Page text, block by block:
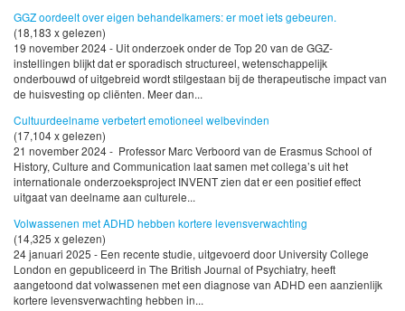
GGZ oordeelt over eigen behandelkamers: er moet iets gebeuren.
(18,183 x gelezen)
19 november 2024 - Uit onderzoek onder de Top 20 van de GGZ-
instellingen blijkt dat er sporadisch structureel, wetenschappelijk
onderbouwd of uitgebreid wordt stilgestaan bij de therapeutische impact van
de huisvesting op cliënten. Meer dan...
Cultuurdeelname verbetert emotioneel welbevinden
(17,104 x gelezen)
21 november 2024 - Professor Marc Verboord van de Erasmus School of
History, Culture and Communication laat samen met collega’s uit het
internationale onderzoeksproject INVENT zien dat er een positief effect
uitgaat van deelname aan culturele...
Volwassenen met ADHD hebben kortere levensverwachting
(14,325 x gelezen)
24 januari 2025 - Een recente studie, uitgevoerd door University College
London en gepubliceerd in The British Journal of Psychiatry, heeft
aangetoond dat volwassenen met een diagnose van ADHD een aanzienlijk
kortere levensverwachting hebben in...